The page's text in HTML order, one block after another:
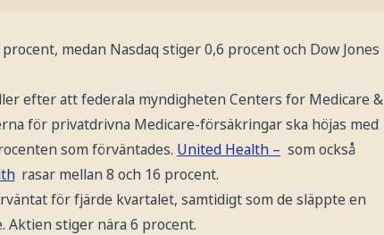
medan Nasdaq stiger 0,6 procent och Dow Jones
efter att federala myndigheten Centers for Medicare &
för privatdrivna Medicare-försäkringar ska höjas med
som förväntades. United Health – som också
rasar mellan 8 och 16 procent.
för fjärde kvartalet, samtidigt som de släppte en
Aktien stiger nära 6 procent.